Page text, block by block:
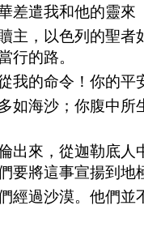
差遣我和他的靈
主，以色列的聖
行的路。
我的命令！你的
如海沙；你腹中
出來，從迦勒底
要將這事宣揚到地
經過沙漠。他們